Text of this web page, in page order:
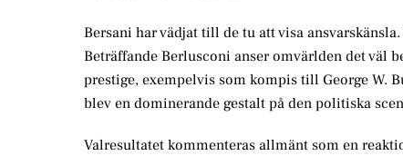
Bersani har vädjat till de tu att visa
Beträffande Berlusconi anser omvärlden det väl
prestige, exempelvis som kompis till George W.
blev en dominerande gestalt på den politiska
Valresultatet kommenteras allmänt som en